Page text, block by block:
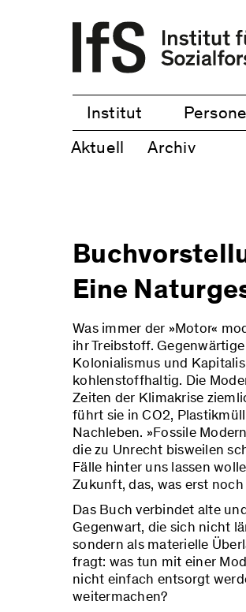
Institut
Aktuell
Archiv
Eine
Was immer der »Motor«
ihr Treibstoff.
Kolonialismus und
kohlenstoffhaltig. Die
Zeiten der Klimakrise
führt sie in CO2,
Nachleben. »Fossile
die zu Unrecht bisweilen
Fälle hinter uns lassen
Zukunft, das, was erst
Das Buch verbindet alte
Gegenwart, die sich nicht
sondern als materielle
fragt: was tun mit einer
nicht einfach entsorgt
weitermachen?